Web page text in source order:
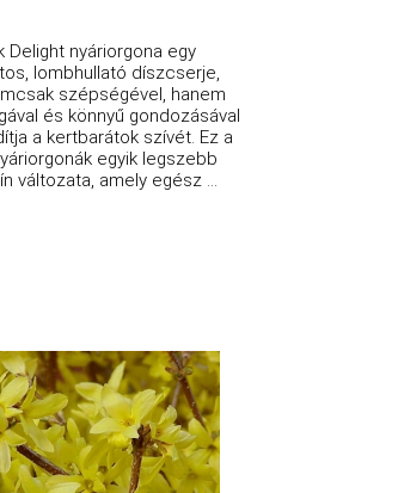
Delight nyáriorgona egy
lombhullató díszcserje,
szépségével, hanem
és könnyű gondozásával
a kertbarátok szívét. Ez a
egyik legszebb
változata, amely egész ...